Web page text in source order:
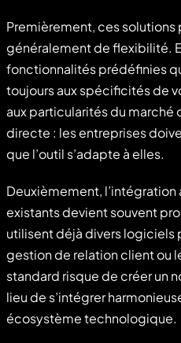
Premièrement, ces solutions
généralement de flexibilité.
fonctionnalités prédéfinies
toujours aux spécificités de
aux particularités du
directe : les entreprises
que l’outil s’adapte à elles.
Deuxièmement,
existants devient souvent
utilisent déjà divers logiciels
gestion de relation client ou
standard risque de créer un
lieu de s’intégrer
écosystème technologique.